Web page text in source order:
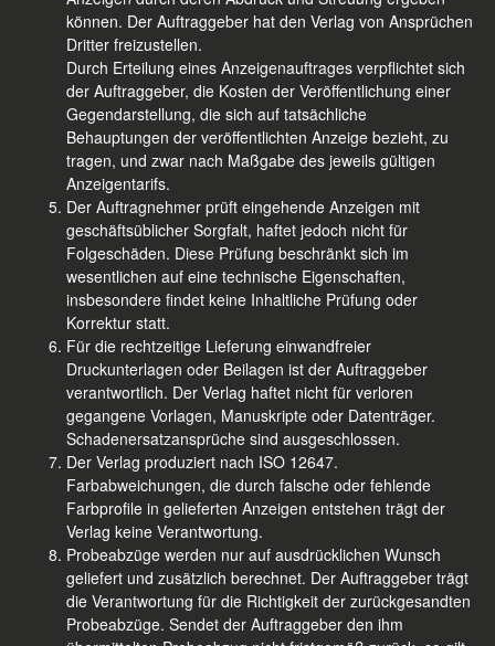
können. Der Auftraggeber hat den Verlag von Ansprüchen
Dritter freizustellen.
Durch Erteilung eines Anzeigenauftrages verpflichtet sich
der Auftraggeber, die Kosten der Veröffentlichung einer
Gegendarstellung, die sich auf tatsächliche
Behauptungen der veröffentlichten Anzeige bezieht, zu
tragen, und zwar nach Maßgabe des jeweils gültigen
Anzeigentarifs.
Der Auftragnehmer prüft eingehende Anzeigen mit
geschäftsüblicher Sorgfalt, haftet jedoch nicht für
Folgeschäden. Diese Prüfung beschränkt sich im
wesentlichen auf eine technische Eigenschaften,
insbesondere findet keine Inhaltliche Prüfung oder
Korrektur statt.
Für die rechtzeitige Lieferung einwandfreier
Druckunterlagen oder Beilagen ist der Auftraggeber
verantwortlich. Der Verlag haftet nicht für verloren
gegangene Vorlagen, Manuskripte oder Datenträger.
Schadenersatzansprüche sind ausgeschlossen.
Der Verlag produziert nach ISO 12647.
Farbabweichungen, die durch falsche oder fehlende
Farbprofile in gelieferten Anzeigen entstehen trägt der
Verlag keine Verantwortung.
Probeabzüge werden nur auf ausdrücklichen Wunsch
geliefert und zusätzlich berechnet. Der Auftraggeber trägt
die Verantwortung für die Richtigkeit der zurückgesandten
Probeabzüge. Sendet der Auftraggeber den ihm